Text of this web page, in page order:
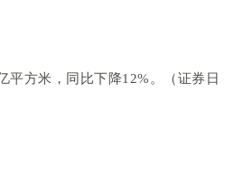
平方米，同比下降12%。（证券日